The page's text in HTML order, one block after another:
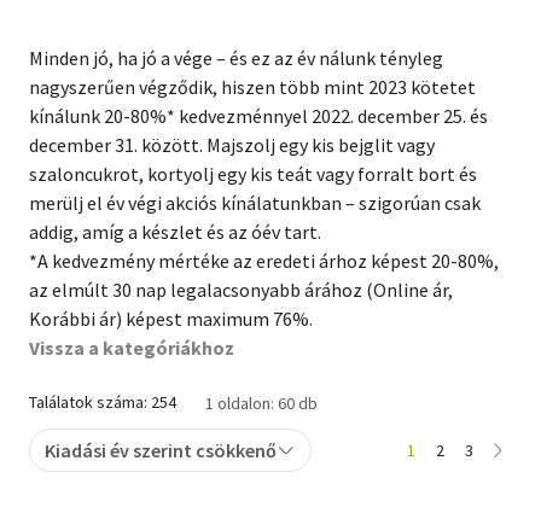
Hobbi, szabadidő
Irodalom
Művészet
Szakkönyv
Szótár, nyelvkönyv
Tankönyv, segédkönyv
Társadalomtudomány
Természettudomány
Történelem
Minden jó, ha jó a vége – és ez az év nálunk tényleg
nagyszerűen végződik, hiszen több mint 2023 kötetet
kínálunk 20-80%* kedvezménnyel 2022. december 25. és
december 31. között. Majszolj egy kis bejglit vagy
szaloncukrot, kortyolj egy kis teát vagy forralt bort és
merülj el év végi akciós kínálatunkban – szigorúan csak
addig, amíg a készlet és az óév tart.
*A kedvezmény mértéke az eredeti árhoz képest 20-80%,
az elmúlt 30 nap legalacsonyabb árához (Online ár,
Korábbi ár) képest maximum 76%.
Vissza a kategóriákhoz
Találatok száma: 254 1 oldalon: 60 db
Kiadási év szerint csökkenő 1 2 3